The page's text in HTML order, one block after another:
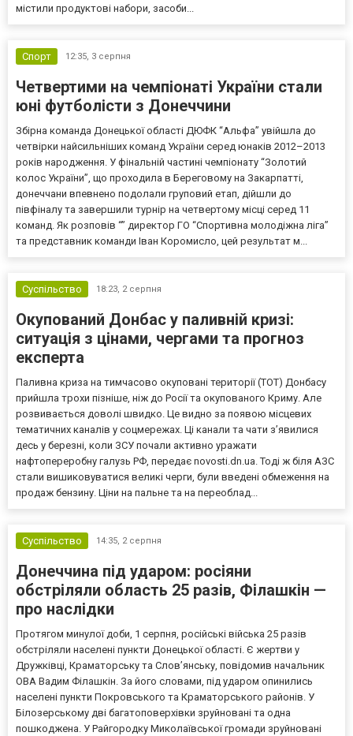
містили продуктові набори, засоби...
Спорт 12:35, 3 серпня
Четвертими на чемпіонаті України стали
юні футболісти з Донеччини
Збірна команда Донецької області ДЮФК “Альфа” увійшла до
четвірки найсильніших команд України серед юнаків 2012–2013
років народження. У фінальній частині чемпіонату “Золотий
колос України”, що проходила в Береговому на Закарпатті,
донеччани впевнено подолали груповий етап, дійшли до
півфіналу та завершили турнір на четвертому місці серед 11
команд. Як розповів “” директор ГО “Спортивна молодіжна ліга”
та представник команди Іван Коромисло, цей результат м...
Суспільство 18:23, 2 серпня
Окупований Донбас у паливній кризі:
ситуація з цінами, чергами та прогноз
експерта
Паливна криза на тимчасово окуповані території (ТОТ) Донбасу
прийшла трохи пізніше, ніж до Росії та окупованого Криму. Але
розвивається доволі швидко. Це видно за появою місцевих
тематичних каналів у соцмережах. Ці канали та чати з’явилися
десь у березні, коли ЗСУ почали активно уражати
нафтопереробну галузь РФ, передає novosti.dn.ua. Тоді ж біля АЗС
стали вишиковуватися великі черги, були введені обмеження на
продаж бензину. Ціни на пальне та на переоблад...
Суспільство 14:35, 2 серпня
Донеччина під ударом: росіяни
обстріляли область 25 разів, Філашкін —
про наслідки
Протягом минулої доби, 1 серпня, російські війська 25 разів
обстріляли населені пункти Донецької області. Є жертви у
Дружківці, Краматорську та Слов’янську, повідомив начальник
ОВА Вадим Філашкін. За його словами, під ударом опинились
населені пункти Покровського та Краматорського районів. У
Білозерському дві багатоповерхівки зруйновані та одна
пошкоджена. У Райгородку Миколаївської громади зруйновані